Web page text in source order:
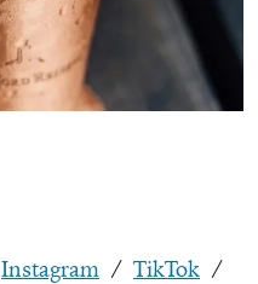
Instagram / TikTok /